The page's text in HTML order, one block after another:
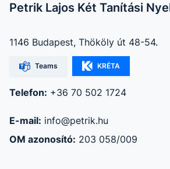
Petrik Lajos Két Tanítási
1146 Budapest, Thököly út 48-54.
Teams KRÉTA
Telefon: +36 70 502 1724
E-mail: info@petrik.hu
OM azonosító: 203 058/009